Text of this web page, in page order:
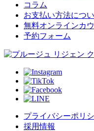
コラム
お支払い方法につ
無料オンラインカ
予約フォーム
プライバシーポリ
採用情報